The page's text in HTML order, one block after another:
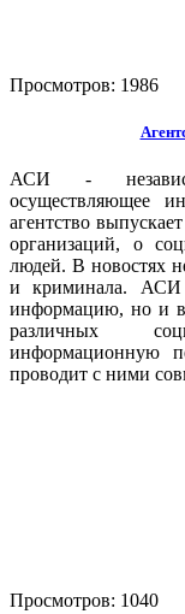
Просмотров: 1986
АСИ -
осуществляющее
агентство
организаций, о
людей. В новостях
и криминала. АСИ
информацию, но и
различных
информационную
проводит с ними
Просмотров: 1040